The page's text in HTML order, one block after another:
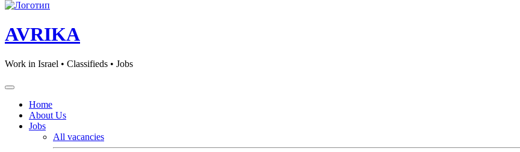
AVRIKA
Work in Israel • Classifieds • Jobs
Home
About Us
Jobs
All vacancies